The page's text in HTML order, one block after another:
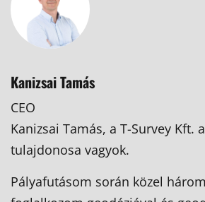
Kanizsai Tamás
CEO
Kanizsai Tamás, a T-Survey Kft.
tulajdonosa vagyok.
Pályafutásom során közel